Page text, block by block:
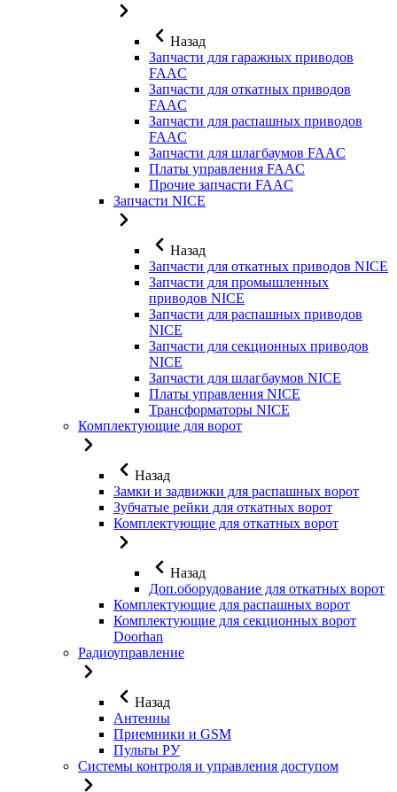
Назад
Запчасти для гаражных приводов
FAAC
Запчасти для откатных приводов
FAAC
Запчасти для распашных приводов
FAAC
Запчасти для шлагбаумов FAAC
Платы управления FAAC
Прочие запчасти FAAC
Запчасти NICE
Назад
Запчасти для откатных приводов NICE
Запчасти для промышленных
приводов NICE
Запчасти для распашных приводов
NICE
Запчасти для секционных приводов
NICE
Запчасти для шлагбаумов NICE
Платы управления NICE
Трансформаторы NICE
Комплектующие для ворот
Назад
Замки и задвижки для распашных ворот
Зубчатые рейки для откатных ворот
Комплектующие для откатных ворот
Назад
Доп.оборудование для откатных ворот
Комплектующие для распашных ворот
Комплектующие для секционных ворот
Doorhan
Радиоуправление
Назад
Антенны
Приемники и GSM
Пульты РУ
Системы контроля и управления доступом